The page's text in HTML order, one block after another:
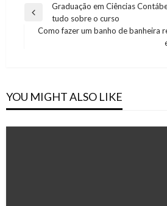
Post
navigation
Previous
Post
Graduação em Ciências
tudo sobre o curso
Como fazer um banho de banheira
YOU MIGHT ALSO LIKE